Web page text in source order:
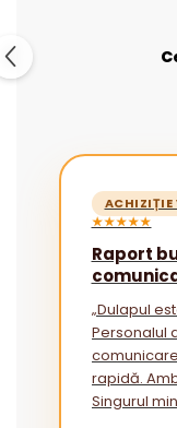
ACHIZIȚIE
★★★★★
Raport
„Dulapul
Personalul
rapidă.
Singurul